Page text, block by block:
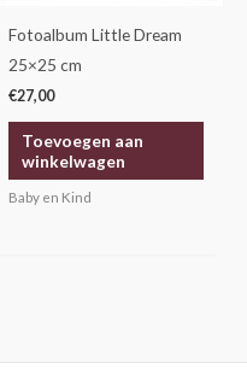
Fotoalbum Little Dream
25×25 cm
€27,00
Toevoegen aan
winkelwagen
Baby en Kind